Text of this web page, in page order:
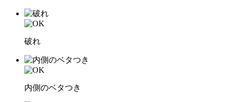
破れ
内側のベタつき